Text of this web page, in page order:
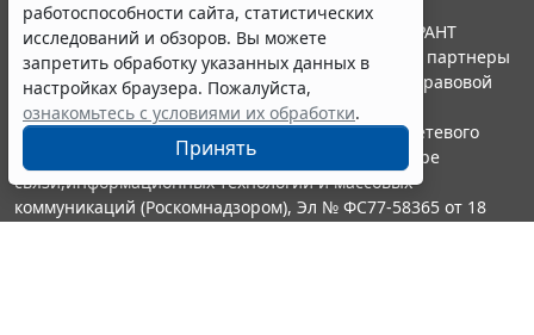
работоспособности сайта, статистических
исследований и обзоров. Вы можете
запретить обработку указанных данных в
настройках браузера. Пожалуйста,
ознакомьтесь с условиями их обработки.
Принять
© ООО "НПП "ГАРАНТ-СЕРВИС", 2026. Система ГАРАНТ
выпускается с 1990 года. Компания "Гарант" и ее партнеры
являются участниками Российской ассоциации правовой
информации ГАРАНТ.
Портал ГАРАНТ.РУ зарегистрирован в качестве сетевого
издания Федеральной службой по надзору в сфере
связи,информационных технологий и массовых
коммуникаций (Роскомнадзором), Эл № ФС77-58365 от 18